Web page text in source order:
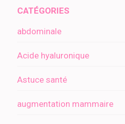
CATÉGORIES
abdominale
Acide hyaluronique
Astuce santé
augmentation mammaire